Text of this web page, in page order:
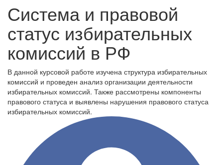
Система и правовой
статус избирательных
комиссий в РФ
В данной курсовой работе изучена структура избирательных
комиссий и проведен анализ организации деятельности
избирательных комиссий. Также рассмотрены компоненты
правового статуса и выявлены нарушения правового статуса
избирательных комиссий.